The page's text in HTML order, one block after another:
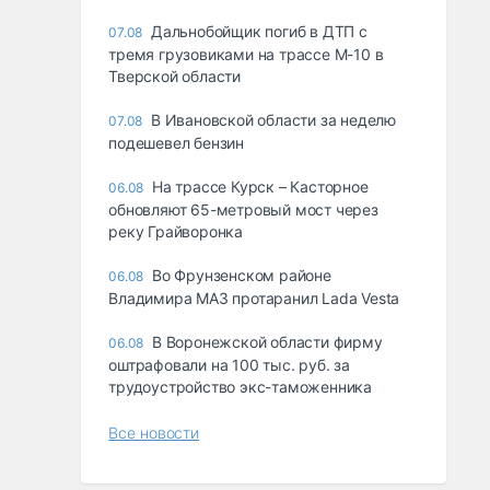
07.08 Дальнобойщик погиб в ДТП с
тремя грузовиками на трассе М-10 в
Тверской области
07.08 В Ивановской области за неделю
подешевел бензин
06.08 На трассе Курск – Касторное
обновляют 65-метровый мост через
реку Грайворонка
06.08 Во Фрунзенском районе
Владимира МАЗ протаранил Lada Vesta
06.08 В Воронежской области фирму
оштрафовали на 100 тыс. руб. за
трудоустройство экс-таможенника
Все новости